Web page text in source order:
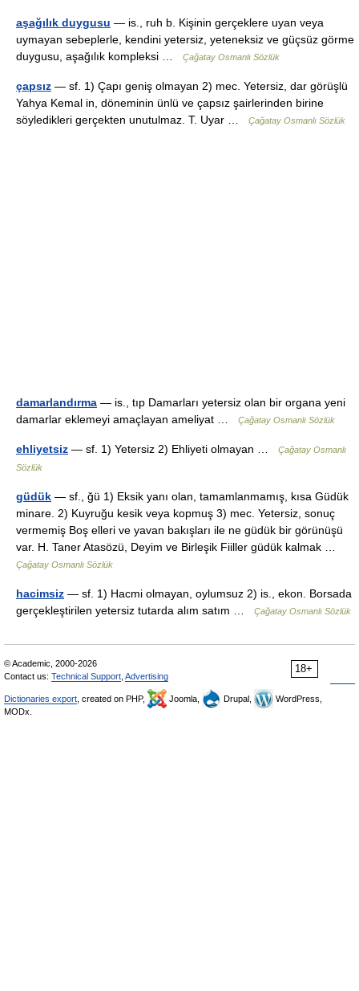
aşağılık duygusu — is., ruh b. Kişinin gerçeklere uyan veya
uymayan sebeplerle, kendini yetersiz, yeteneksiz ve güçsüz görme
duygusu, aşağılık kompleksi …
Çağatay Osmanlı Sözlük
çapsız — sf. 1) Çapı geniş olmayan 2) mec. Yetersiz, dar görüşlü
Yahya Kemal in, döneminin ünlü ve çapsız şairlerinden birine
söyledikleri gerçekten unutulmaz. T. Uyar …
Çağatay Osmanlı Sözlük
damarlandırma — is., tıp Damarları yetersiz olan bir organa yeni
damarlar eklemeyi amaçlayan ameliyat …
Çağatay Osmanlı Sözlük
ehliyetsiz — sf. 1) Yetersiz 2) Ehliyeti olmayan …
Çağatay Osmanlı
Sözlük
güdük — sf., ğü 1) Eksik yanı olan, tamamlanmamış, kısa Güdük
minare. 2) Kuyruğu kesik veya kopmuş 3) mec. Yetersiz, sonuç
vermemiş Boş elleri ve yavan bakışları ile ne güdük bir görünüşü
var. H. Taner Atasözü, Deyim ve Birleşik Fiiller güdük kalmak …
Çağatay Osmanlı Sözlük
hacimsiz — sf. 1) Hacmi olmayan, oylumsuz 2) is., ekon. Borsada
gerçekleştirilen yetersiz tutarda alım satım …
Çağatay Osmanlı Sözlük
18+
© Academic, 2000-2026
Contact us: Technical Support Advertising
Dictionaries export , created on PHP, Joomla, Drupal,
WordPress,
MODx.